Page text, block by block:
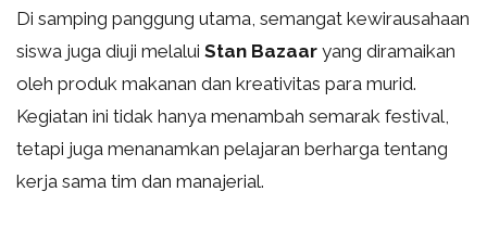
Di samping panggung utama, semangat kewirausahaan
siswa juga diuji melalui Stan Bazaar yang diramaikan
oleh produk makanan dan kreativitas para murid.
Kegiatan ini tidak hanya menambah semarak festival,
tetapi juga menanamkan pelajaran berharga tentang
kerja sama tim dan manajerial.